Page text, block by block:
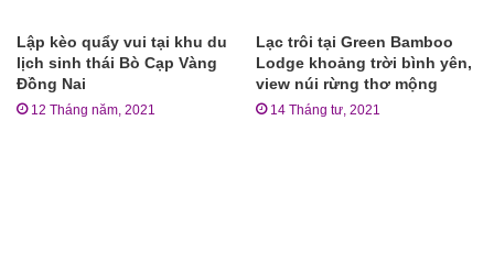
Lập kèo quẩy vui tại khu du
lịch sinh thái Bò Cạp Vàng
Đồng Nai
12 Tháng năm, 2021
Lạc trôi tại Green Bamboo
Lodge khoảng trời bình yên,
view núi rừng thơ mộng
14 Tháng tư, 2021